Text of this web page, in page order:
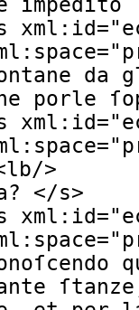
xml:id="
="
da
porle
xml:id="
="
lb/>
</s>
xml:id="
="